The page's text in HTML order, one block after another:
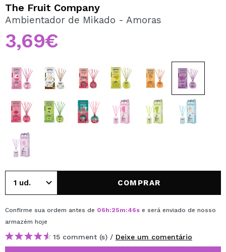
Ao criar uma conta no Maquibeauty.pt pode fazer as suas
compras rapidamente, verificar o estado das suas
encomendas e consultar as suas operações anteriores.
CRIAR CONTA
The Fruit Company
Ambientador de Mikado - Amoras
3,69€
COMPRAR
Confirme sua ordem antes de 06h:25m:46s e será enviado de nosso
armazém hoje
15 comment (s) / Deixe um comentário